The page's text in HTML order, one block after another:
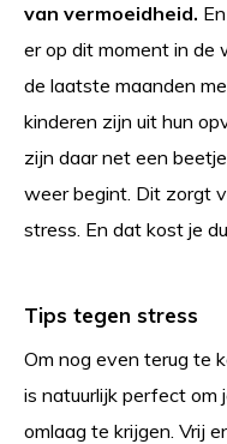
van vermoeidheid.
er op dit moment in de
de laatste maanden
kinderen zijn uit hun
zijn daar net een
weer begint. Dit zorgt
stress. En dat kost je
Tips tegen stress
Om nog even terug te
is natuurlijk perfect
omlaag te krijgen. Vrij